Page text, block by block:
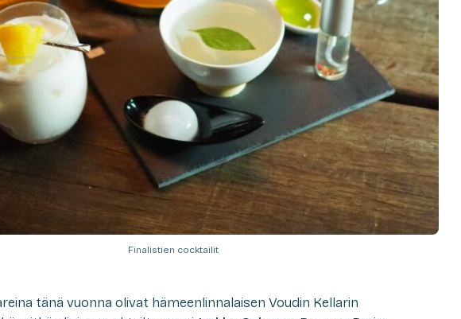
Finalistien cocktailit
tänä vuonna olivat hämeenlinnalaisen Voudin Kellarin